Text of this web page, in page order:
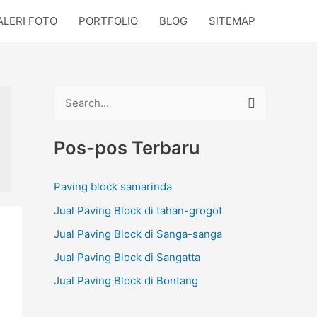
FOTO PORTFOLIO BLOG SITEMAP
u
n
t
u
k
Pos-pos Terbaru
Paving block samarinda
Jual Paving Block di tahan-grogot
Jual Paving Block di Sanga-sanga
Jual Paving Block di Sangatta
Jual Paving Block di Bontang